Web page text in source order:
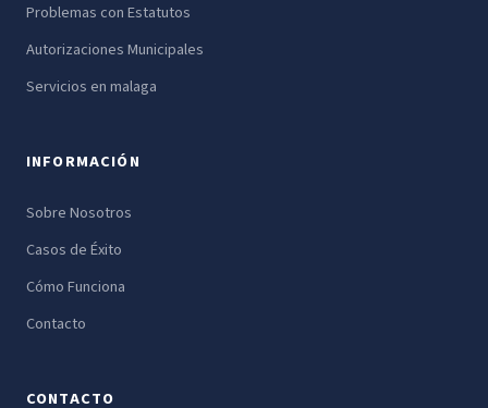
Problemas con Estatutos
Autorizaciones Municipales
Servicios en malaga
INFORMACIÓN
Sobre Nosotros
Casos de Éxito
Cómo Funciona
Contacto
CONTACTO